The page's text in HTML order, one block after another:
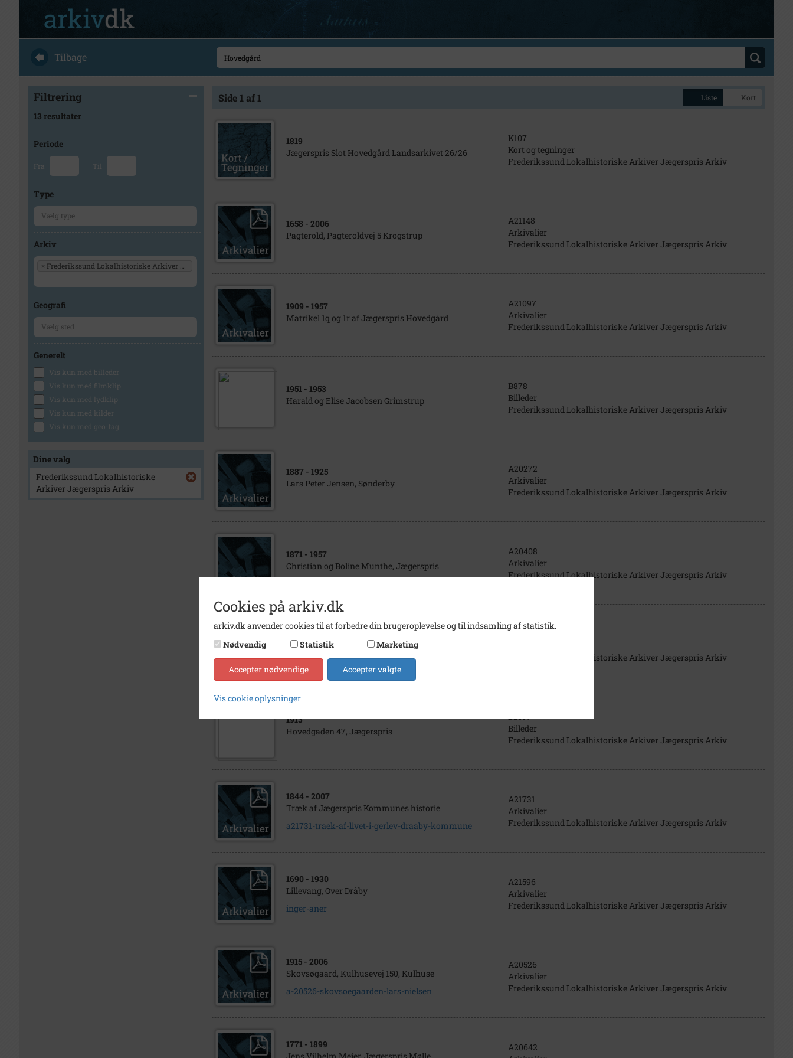
Tilbage
Filtrering
13 resultater
Periode
Fra Til
Type
Arkiv
× Frederikssund Lokalhistoriske Arkiver Jægerspris Arkiv
Geografi
Generelt
Vis kun med billeder
Vis kun med filmklip
Vis kun med lydklip
Vis kun med kilder
Vis kun med geo-tag
Dine valg
Frederikssund Lokalhistoriske
Arkiver Jægerspris Arkiv
Side 1 af 1 Liste Kort
1819
Jægerspris Slot Hovedgård Landsarkivet 26/26
K107
Kort og tegninger
Frederikssund Lokalhistoriske Arkiver Jægerspris Arkiv
1658 - 2006
Pagterold, Pagteroldvej 5 Krogstrup
A21148
Arkivalier
Frederikssund Lokalhistoriske Arkiver Jægerspris Arkiv
1909 - 1957
Matrikel 1q og 1r af Jægerspris Hovedgård
A21097
Arkivalier
Frederikssund Lokalhistoriske Arkiver Jægerspris Arkiv
1951 - 1953
Harald og Elise Jacobsen Grimstrup
B878
Billeder
Frederikssund Lokalhistoriske Arkiver Jægerspris Arkiv
1887 - 1925
Lars Peter Jensen, Sønderby
A20272
Arkivalier
Frederikssund Lokalhistoriske Arkiver Jægerspris Arkiv
1871 - 1957
Christian og Boline Munthe, Jægerspris
A20408
Arkivalier
Frederikssund Lokalhistoriske Arkiver Jægerspris Arkiv
Jægerspris bogtrykkeri, Frederikssund
A21281
Frederikssund Lokalhistoriske Arkiver Jægerspris Arkiv
1913
Hovedgaden 47, Jægerspris
B2107
Billeder
Frederikssund Lokalhistoriske Arkiver Jægerspris Arkiv
1844 - 2007
Træk af Jægerspris Kommunes historie
a21731-traek-af-livet-i-gerlev-draaby-kommune
A21731
Arkivalier
Frederikssund Lokalhistoriske Arkiver Jægerspris Arkiv
1690 - 1930
Lillevang, Over Dråby
inger-aner
A21596
Arkivalier
Frederikssund Lokalhistoriske Arkiver Jægerspris Arkiv
1915 - 2006
Skovsøgaard, Kulhusevej 150, Kulhuse
a-20526-skovsoegaarden-lars-nielsen
A20526
Arkivalier
Frederikssund Lokalhistoriske Arkiver Jægerspris Arkiv
1771 - 1899
A20642
Cookies på arkiv.dk
arkiv.dk anvender cookies til at forbedre din brugeroplevelse og til indsamling af statistik.
Nødvendig
Statistik Marketing
Accepter nødvendige Accepter valgte
Vis cookie oplysninger